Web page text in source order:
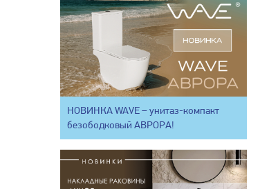
НОВИНКА WAVE – унитаз-компакт
безободковый АВРОРА!